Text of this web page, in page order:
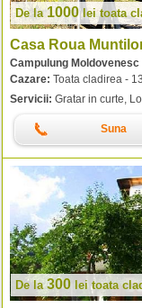
De la 1000lei toata
Casa Roua
Campulung Moldovenesc
Cazare: Toata cladirea -
Servicii: Gratar in curte,
Suna
De la 300 leitoata